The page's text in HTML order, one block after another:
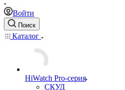
Войти
Поиск
Каталог
HiWatch Pro-серия
CКУД